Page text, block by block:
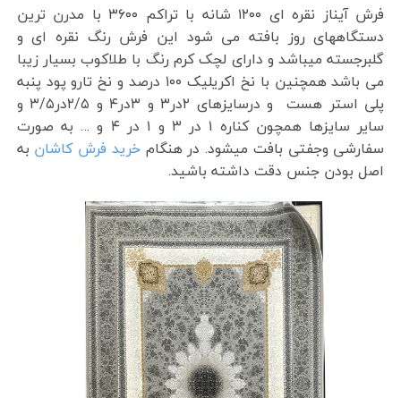
فرش آیناز نقره ای ۱۲۰۰ شانه با تراکم ۳۶۰۰ با مدرن ترین
دستگاههای روز بافته می شود این فرش رنگ نقره ای و
گلبرجسته میباشد و دارای لچک کرم رنگ با طلاکوب بسیار زیبا
می باشد همچنین با نخ اکریلیک ۱۰۰ درصد و نخ تارو پود پنبه
پلی استر هست و درسایزهای ۲در۳ و ۳در۴ و ۲/۵در۳/۵ و
سایر سایزها همچون کناره ۱ در ۳ و ۱ در ۴ و … به صورت
سفارشی وجفتی بافت میشود. در هنگامخرید فرش کاشان به
اصل بودن جنس دقت داشته باشید.